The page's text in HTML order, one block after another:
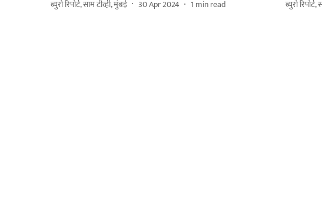
ब्युरो रिपोर्ट, साम टीव्ही, मुंबई 30 Apr 2024 1 min read ब्युरो